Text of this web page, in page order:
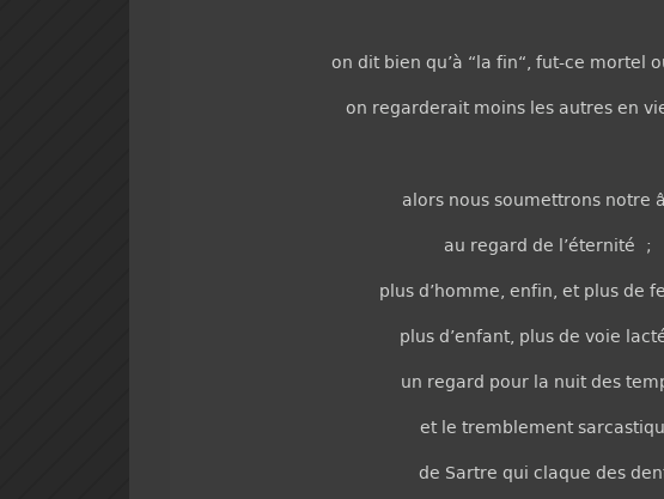
on dit bien qu’à “la fin“, fut-ce mortel
on regarderait moins les autres en
alors nous soumettrons notre
au regard de l’éternité ;
plus d’homme, enfin, et plus de
plus d’enfant, plus de voie
un regard pour la nuit des
et le tremblement
de Sartre qui claque des